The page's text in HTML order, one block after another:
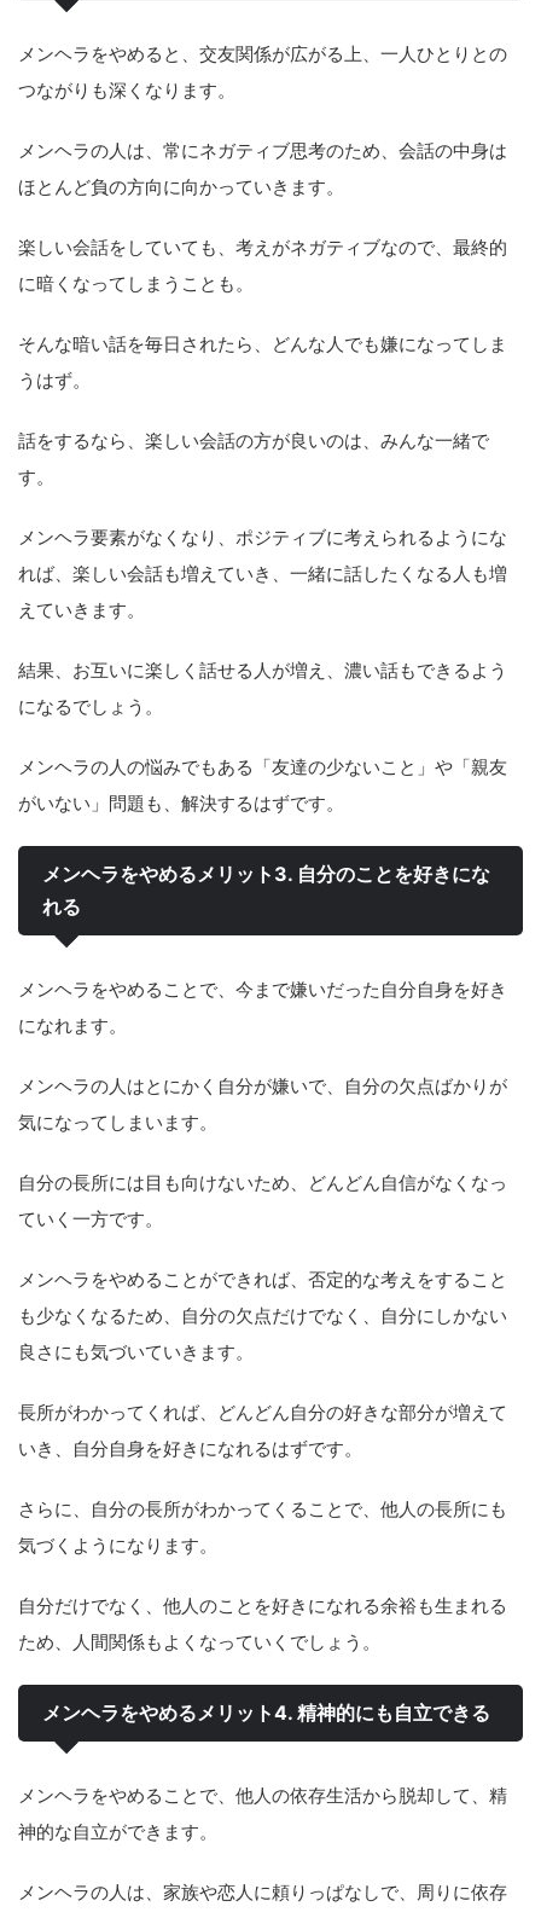
メンヘラをやめると、交友関係が広がる上、一人ひとりとの
つながりも深くなります。
メンヘラの人は、常にネガティブ思考のため、会話の中身は
ほとんど負の方向に向かっていきます。
楽しい会話をしていても、考えがネガティブなので、最終的
に暗くなってしまうことも。
そんな暗い話を毎日されたら、どんな人でも嫌になってしま
うはず。
話をするなら、楽しい会話の方が良いのは、みんな一緒で
す。
メンヘラ要素がなくなり、ポジティブに考えられるようにな
れば、楽しい会話も増えていき、一緒に話したくなる人も増
えていきます。
結果、お互いに楽しく話せる人が増え、濃い話もできるよう
になるでしょう。
メンヘラの人の悩みでもある「友達の少ないこと」や「親友
がいない」問題も、解決するはずです。
メンヘラをやめるメリット3. 自分のことを好きにな
れる
メンヘラをやめることで、今まで嫌いだった自分自身を好き
になれます。
メンヘラの人はとにかく自分が嫌いで、自分の欠点ばかりが
気になってしまいます。
自分の長所には目も向けないため、どんどん自信がなくなっ
ていく一方です。
メンヘラをやめることができれば、否定的な考えをすること
も少なくなるため、自分の欠点だけでなく、自分にしかない
良さにも気づいていきます。
長所がわかってくれば、どんどん自分の好きな部分が増えて
いき、自分自身を好きになれるはずです。
さらに、自分の長所がわかってくることで、他人の長所にも
気づくようになります。
自分だけでなく、他人のことを好きになれる余裕も生まれる
ため、人間関係もよくなっていくでしょう。
メンヘラをやめるメリット4. 精神的にも自立できる
メンヘラをやめることで、他人の依存生活から脱却して、精
神的な自立ができます。
メンヘラの人は、家族や恋人に頼りっぱなしで、周りに依存